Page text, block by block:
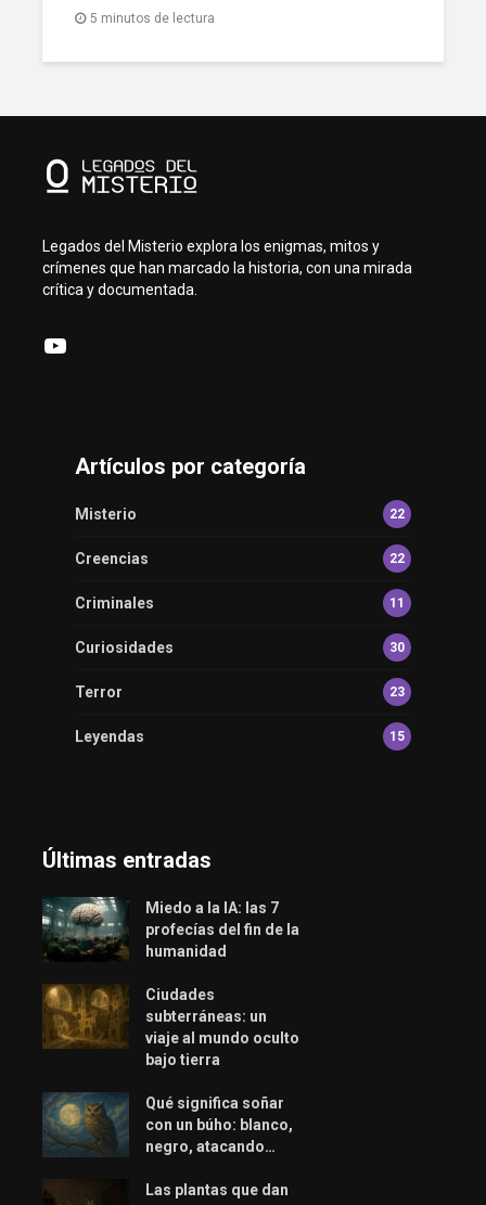
5 minutos de lectura
Legados del Misterio explora los enigmas, mitos y
crímenes que han marcado la historia, con una mirada
crítica y documentada.
YouTube
Artículos por categoría
Misterio 22
Creencias 22
Criminales 11
Curiosidades 30
Terror 23
Leyendas 15
Últimas entradas
Miedo a la IA: las 7
profecías del fin de la
humanidad
Ciudades
subterráneas: un
viaje al mundo oculto
bajo tierra
Qué significa soñar
con un búho: blanco,
negro, atacando…
Las plantas que dan